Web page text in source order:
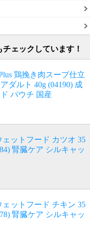
ェックしています！
鶏挽き肉スープ仕立
ダルト 40g (04190) 成
パウチ 国産
ットフード カツオ 35
腎臓ケア シルキャッ
ットフード チキン 35
腎臓ケア シルキャッ